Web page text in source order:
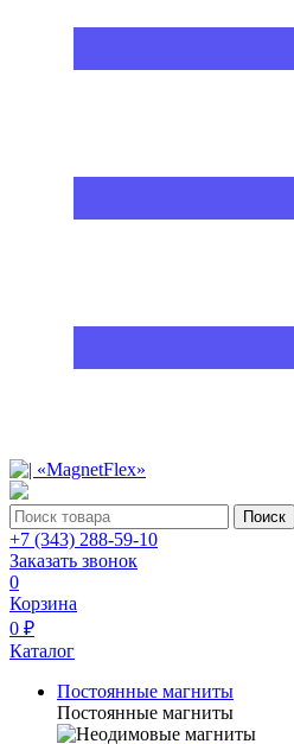
Поиск
+7 (343) 288-59-10
Заказать звонок
0
Корзина
0 ₽
Каталог
Постоянные магниты
Постоянные магниты